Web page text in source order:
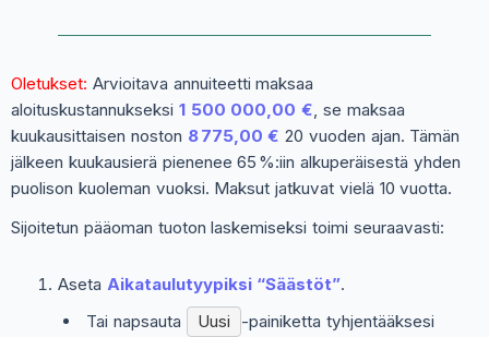
Oletukset: Arvioitava annuiteetti maksaa
aloituskustannukseksi 1 500 000,00 €, se maksaa
kuukausittaisen noston 8 775,00 € 20 vuoden ajan. Tämän
jälkeen kuukausierä pienenee 65 %:iin alkuperäisestä yhden
puolison kuoleman vuoksi. Maksut jatkuvat vielä 10 vuotta.
Sijoitetun pääoman tuoton laskemiseksi toimi seuraavasti:
Aseta Aikataulutyypiksi “Säästöt”.
Tai napsauta
Uusi
-painiketta tyhjentääksesi